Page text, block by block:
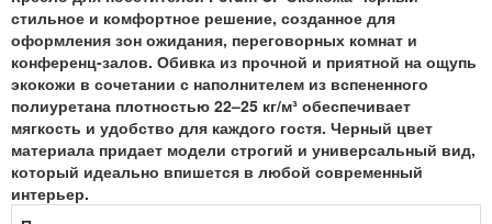
стильное и комфортное решение, созданное для
оформления зон ожидания, переговорных комнат и
конференц-залов. Обивка из прочной и приятной на ощупь
экокожи в сочетании с наполнителем из вспененного
полиуретана плотностью 22–25 кг/м³ обеспечивает
мягкость и удобство для каждого гостя. Черный цвет
материала придает модели строгий и универсальный вид,
который идеально впишется в любой современный
интерьер.